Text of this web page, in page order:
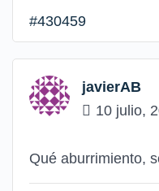
#430459
javierAB
10 julio,
Qué aburrimiento,